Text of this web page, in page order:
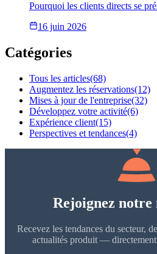
Pourquoi les clients directs se
16 juin 2026
Catégories
Tous les articles(68)
Augmentez les réservations(12)
Mises à jour de l'entreprise(32)
Développez votre activité(6)
Expérience client(15)
Perspectives et tendances(4)
Rejoignez notre
Recevez les tendances du secteur,
actualités produit —